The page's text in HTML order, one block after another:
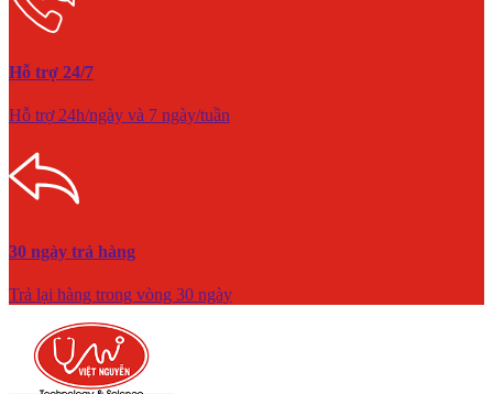
Hỗ trợ 24/7
Hỗ trợ 24h/ngày và 7 ngày/tuần
30 ngày trả hàng
Trả lại hàng trong vòng 30 ngày